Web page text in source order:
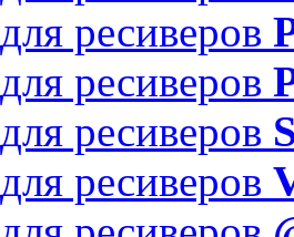
ресиверов
ресиверов
ресиверов
ресиверов